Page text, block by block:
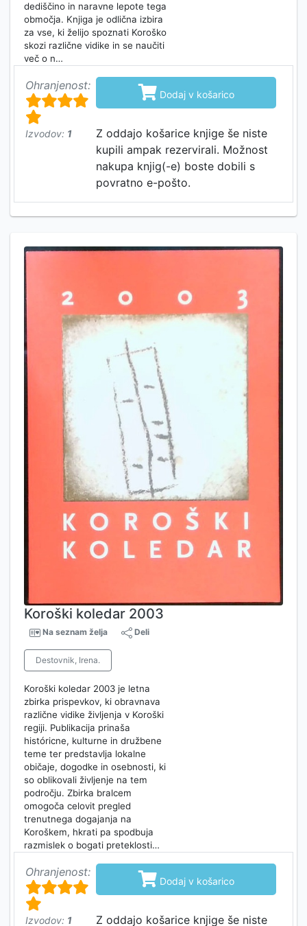
dediščino in naravne lepote tega
območja. Knjiga je odlična izbira
za vse, ki želijo spoznati Koroško
skozi različne vidike in se naučiti
več o n…
Ohranjenost:
Izvodov: 1
 Dodaj v košarico
Z oddajo košarice knjige še niste
kupili ampak rezervirali. Možnost
nakupa knjig(-e) boste dobili s
povratno e-pošto.
Koroški koledar 2003
Na seznam želja Deli
Destovnik, Irena.
Koroški koledar 2003 je letna
zbirka prispevkov, ki obravnava
različne vidike življenja v Koroški
regiji. Publikacija prinaša
históricne, kulturne in družbene
teme ter predstavlja lokalne
običaje, dogodke in osebnosti, ki
so oblikovali življenje na tem
področju. Zbirka bralcem
omogoča celovit pregled
trenutnega dogajanja na
Koroškem, hkrati pa spodbuja
razmislek o bogati preteklosti…
Ohranjenost:
Izvodov: 1
 Dodaj v košarico
Z oddajo košarice knjige še niste